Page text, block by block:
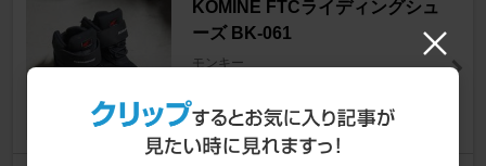
KOMINE FTCライディングシュ
ーズ BK-061
モンキー
25